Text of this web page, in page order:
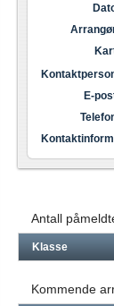
E-
Antall
Klasse
Kommende